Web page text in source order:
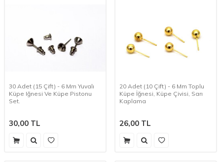
30 Adet (15 Çift) - 6 Mm Yuvalı
Küpe Iğnesi Ve Küpe Pistonu
Set.
30,00 TL
20 Adet (10 Çift) - 6 Mm Toplu
Küpe İğnesi, Küpe Çivisi, Sarı
Kaplama
26,00 TL